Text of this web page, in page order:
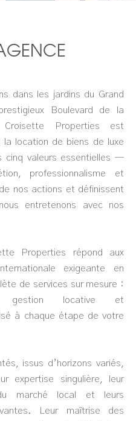
dans les jardins du Grand
Boulevard de la
Properties est
location de biens de luxe
cinq valeurs essentielles —
professionnalisme et
nos actions et définissent
entretenons avec nos
Properties répond aux
exigeante en
de services sur mesure :
gestion locative et
à chaque étape de votre
issus d’horizons variés,
expertise singulière, leur
marché local et leurs
Leur maîtrise des